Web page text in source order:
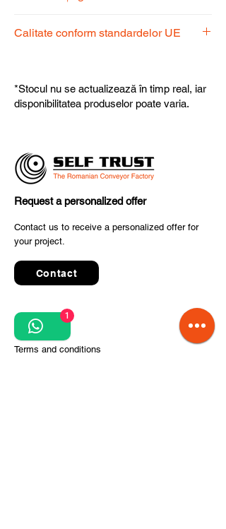
dispoziție pentru a alege produsul
Calitate conform standardelor UE
fiabilitate și performanță superioară.
*Stocul nu se actualizează în timp real, iar
disponibilitatea produselor poate varia.
Request a personalized offer
Contact us to receive a personalized offer for
your project.
Contact
Quick Links
Terms and conditions
1